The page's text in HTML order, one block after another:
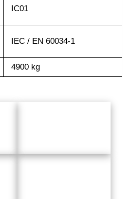
IC01
IEC / EN 60034-1
4900 kg